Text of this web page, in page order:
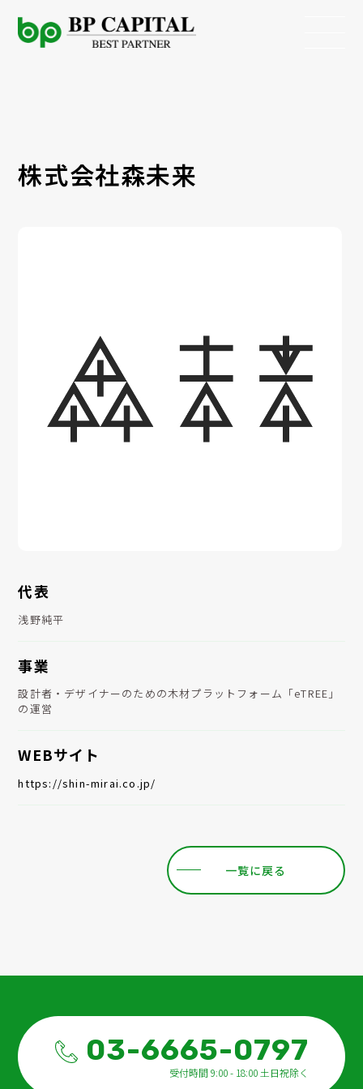
株式会社森未来
代表
浅野純平
事業
設計者・デザイナーのための木材プラットフォーム「eTREE」
の運営
WEBサイト
https://shin-mirai.co.jp/
一覧に戻る
03-6665-0797
受付時間 9:00 - 18:00 土日祝除く